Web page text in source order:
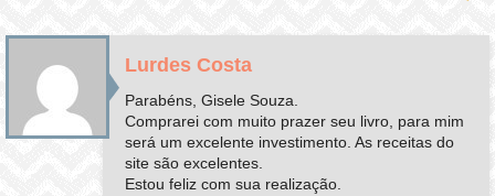
Lurdes Costa
Parabéns, Gisele Souza.
Comprarei com muito prazer seu livro, para mim
será um excelente investimento. As receitas do
site são excelentes.
Estou feliz com sua realização.